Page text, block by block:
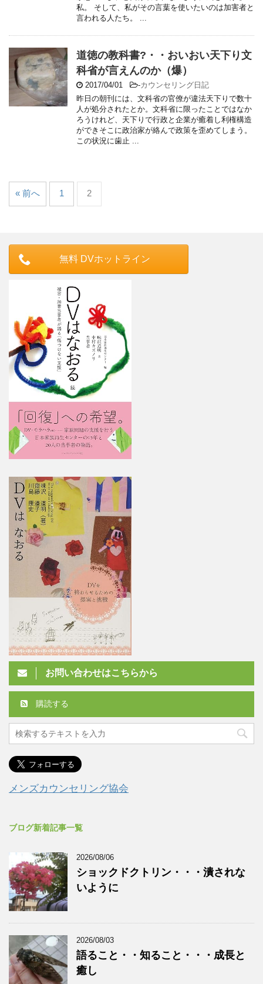
私。 そして、私がその言葉を使いたいのは加害者と
言われる人たち。 ...
道徳の教科書?・・おいおい天下り文
科省が言えんのか（爆）
2017/04/01 -カウンセリング日記
昨日の朝刊には、文科省の官僚が違法天下りで数十
人が処分されたとか。文科省に限ったことではなか
ろうけれど、天下りで行政と企業が癒着し利権構造
ができそこに政治家が絡んで政策を歪めてしまう。
この状況に歯止 ...
« 前へ 1 2
無料 DVホットライン
お問い合わせはこちらから
購読する
メンズカウンセリング協会
ブログ新着記事一覧
2026/08/06
ショックドクトリン・・・潰されな
いように
2026/08/03
語ること・・知ること・・・成長と
癒し